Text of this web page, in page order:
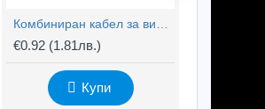
€0.92 (1.81лв.)
Купи